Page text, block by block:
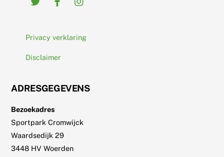
Privacy verklaring
Disclaimer
ADRESGEGEVENS
Bezoekadres
Sportpark Cromwijck
Waardsedijk 29
3448 HV Woerden